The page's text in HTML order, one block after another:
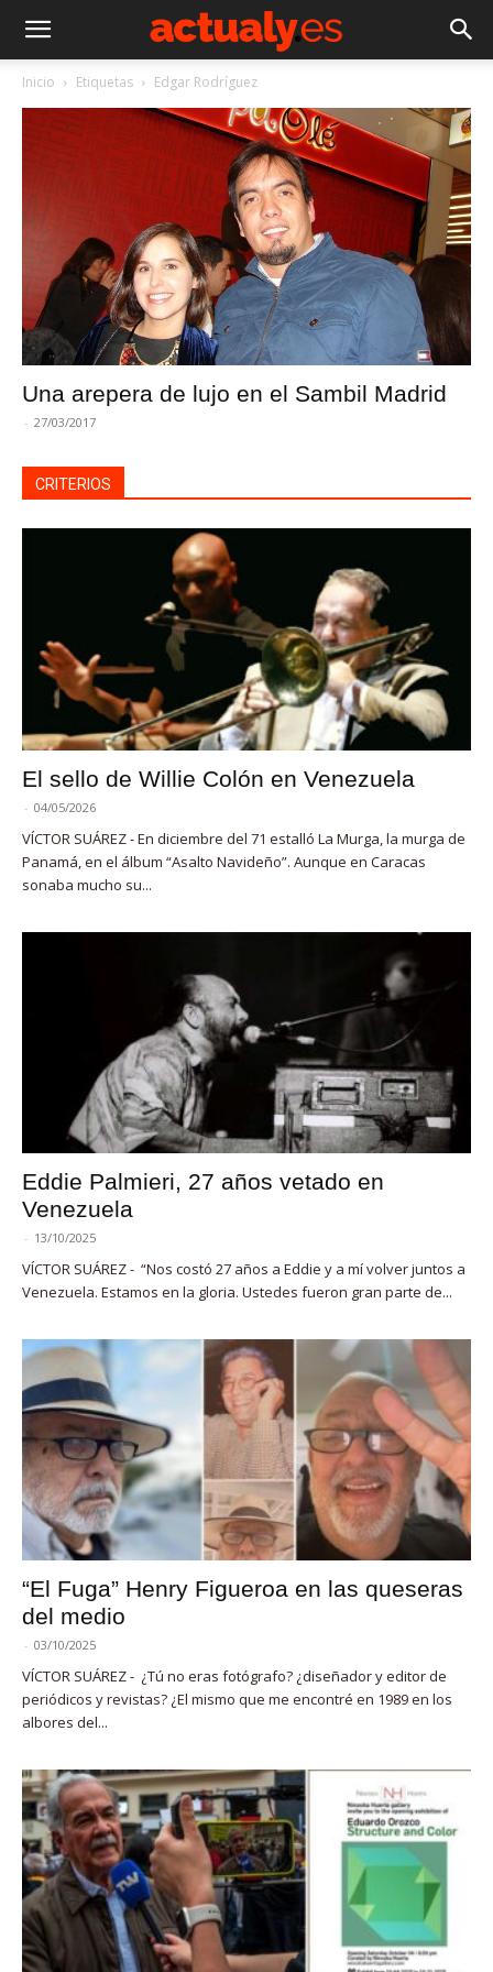
Inicio Etiquetas Edgar Rodríguez
Una arepera de lujo en el Sambil Madrid
- 27/03/2017
CRITERIOS
El sello de Willie Colón en Venezuela
- 04/05/2026
VÍCTOR SUÁREZ - En diciembre del 71 estalló La Murga, la murga de
Panamá, en el álbum “Asalto Navideño”. Aunque en Caracas
sonaba mucho su...
Eddie Palmieri, 27 años vetado en
Venezuela
- 13/10/2025
VÍCTOR SUÁREZ - “Nos costó 27 años a Eddie y a mí volver juntos a
Venezuela. Estamos en la gloria. Ustedes fueron gran parte de...
“El Fuga” Henry Figueroa en las queseras
del medio
- 03/10/2025
VÍCTOR SUÁREZ - ¿Tú no eras fotógrafo? ¿diseñador y editor de
periódicos y revistas? ¿El mismo que me encontré en 1989 en los
albores del...